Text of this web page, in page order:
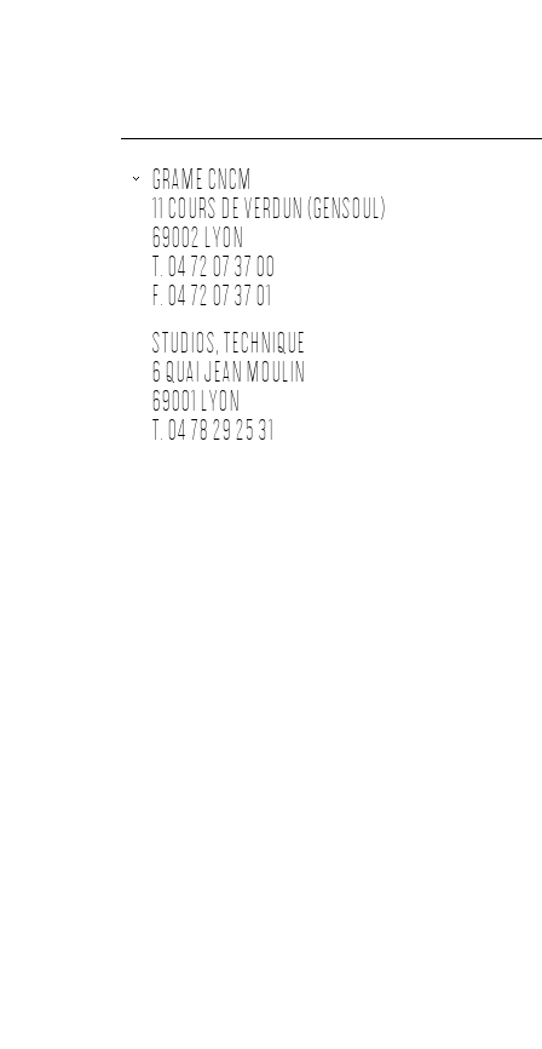
GRAME CNCM
11 COURS DE VERDUN (GENSOUL)
69002 LYON
T. 04 72 07 37 00
F. 04 72 07 37 01
STUDIOS, TECHNIQUE
6 QUAI JEAN MOULIN
69001 LYON
T. 04 78 29 25 31